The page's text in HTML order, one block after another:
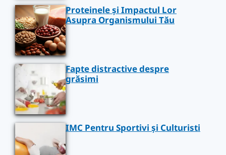
Proteinele și Impactul Lor
Asupra Organismului Tău
Fapte distractive despre
grăsimi
IMC Pentru Sportivi și Culturisti